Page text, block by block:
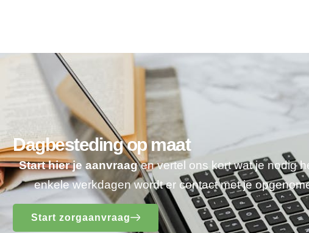
Dagbesteding op maat
Start hier je aanvraagen vertel ons kort wat je nodig
enkele werkdagen wordt er contact met je
Start zorgaanvraag